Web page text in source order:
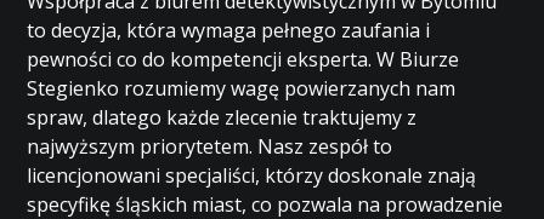
to decyzja, która wymaga pełnego zaufania i
pewności co do kompetencji eksperta. W Biurze
Stegienko rozumiemy wagę powierzanych nam
spraw, dlatego każde zlecenie traktujemy z
najwyższym priorytetem. Nasz zespół to
licencjonowani specjaliści, którzy doskonale znają
specyfikę śląskich miast, co pozwala na prowadzenie